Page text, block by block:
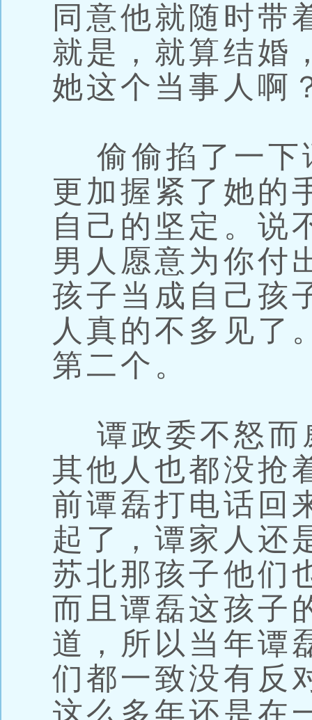
同意他就随时带
就是，就算结婚
她这个当事人啊
偷偷掐了一下
更加握紧了她的
自己的坚定。说
男人愿意为你付
孩子当成自己孩
人真的不多见了
第二个。
谭政委不怒而
其他人也都没抢
前谭磊打电话回
起了，谭家人还
苏北那孩子他们
而且谭磊这孩子
道，所以当年谭
们都一致没有反
这么多年还是在